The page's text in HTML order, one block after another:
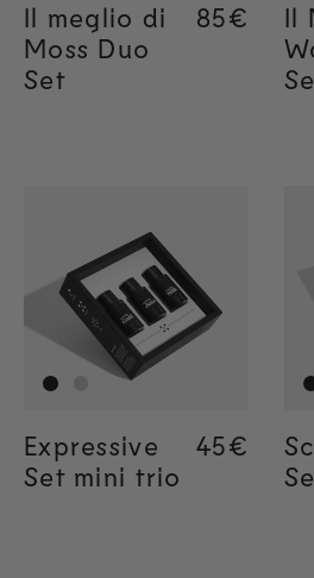
Il meglio di
Moss Duo
Set
Regular
85€
Regular
85€
Il
Expressive
Set mini trio
Regular
45€